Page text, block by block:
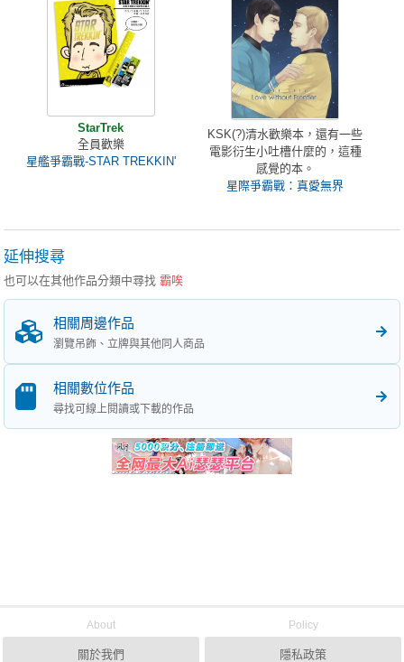
StarTrek
全員歡樂
星艦爭霸戰-STAR TREKKIN'
KSK(?)清水歡樂本，還有一些
電影衍生小吐槽什麼的，這種
感覺的本。
星際爭霸戰：真愛無界
延伸搜尋
也可以在其他作品分類中尋找霸唉
相關周邊作品
瀏覽吊飾、立牌與其他同人商品
相關數位作品
尋找可線上閱讀或下載的作品
About
關於我們
Policy
隱私政策